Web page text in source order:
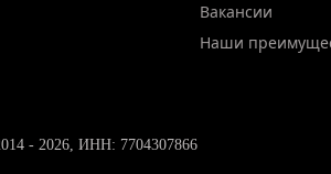
Вакансии
Наши
- 2026, ИНН: 7704307866